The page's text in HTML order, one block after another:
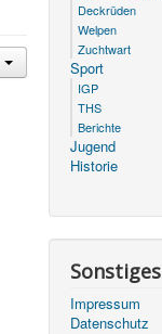
Deckrüden
Welpen
Zuchtwart
Sport
IGP
THS
Berichte
Jugend
Historie
Sonstiges
Impressum
Datenschutz